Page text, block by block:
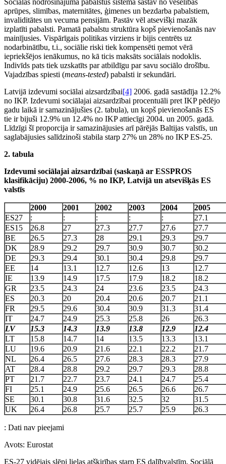
aprūpes, slimības, maternitātes, ģimenes un bezdarba pabalstiem,
invaliditātes un vecuma pensijām. Pastāv vēl atsevišķi mazāk
izplatīti pabalsti. Pamatā pabalstu struktūra kopš pievienošanās nav
mainījusies. Vispārīgais politikas virziens ir bijis centrēts uz
nodarbinātību, t.i., sociālie riski tiek kompensēti ņemot vērā
iepriekšējos ienākumus, no kā ticis maksāts sociālais nodoklis.
Indivīds pats tiek uzskatīts par atbildīgu par savu sociālo drošību.
Vajadzības spiesti (means-tested) pabalsti ir sekundāri.
Latvijā izdevumi sociālai aizsardzībai[4] 2006. gadā sastādīja 12.2%
no IKP. Izdevumi sociālajai aizsardzībai procentuāli pret IKP pēdējo
gadu laikā ir samazinājušies (2. tabula), un kopš pievienošanās ES
tie ir bijuši 12.9% un 12.4% no IKP attiecīgi 2004. un 2005. gadā.
Līdzīgi šī proporcija ir samazinājusies arī pārējās Baltijas valstīs, un
saglabājusies salīdzinoši stabila starp 27% un 28% no IKP ES-25.
2. tabula
Izdevumi sociālajai aizsardzībai (saskaņā ar ESSPROS
klasifikāciju) 2000-2006, % no IKP, Latvijā un atsevišķās ES
valstīs
2000 2001 2002 2003 2004
2005
ES27
: : : : :
27.1
ES15
26.8 27 27.3 27.7 27.6
27.7
BE
26.5 27.3 28 29.1 29.3
29.7
DK
28.9 29.2 29.7 30.9 30.7
30.2
DE
29.3 29.4 30.1 30.4 29.8
29.7
EE
14 13.1 12.7 12.6 13
12.7
IE
13.9 14.9 17.5 17.9 18.2
18.2
GR
23.5 24.3 24 23.6 23.5
24.3
ES
20.3 20 20.4 20.6 20.7
21.1
FR
29.5 29.6 30.4 30.9 31.3
31.4
IT
24.7 24.9 25.3 25.8 26
26.3
LV
15.3 14.3 13.9 13.8 12.9
12.4
LT
15.8 14.7 14 13.5 13.3
13.1
LU
19.6 20.9 21.6 22.1 22.2
21.7
NL
26.4 26.5 27.6 28.3 28.3
27.9
AT
28.4 28.8 29.2 29.7 29.3
28.8
PT
21.7 22.7 23.7 24.1 24.7
25.4
FI
25.1 24.9 25.6 26.5 26.6
26.7
SE
30.1 30.8 31.6 32.5 32
31.5
UK
26.4 26.8 25.7 25.7 25.9 26.3
: Dati nav pieejami
Avots: Eurostat
ES-27 vidējais slēpj lielas atšķirības starp ES dalībvalstīm. Sociālā